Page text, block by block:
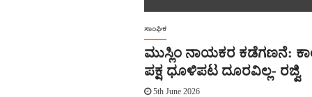
ಸಾಂಘಿಕ
ಮುಸ್ಲಿಂ ನಾಯಕರ ಕಡೆಗಣನೆ:
ಪಕ್ಷ ಧೂಳಿಪಟ ದೂರವಿಲ್ಲ- ರಜ್ವಿ
5th June 2026